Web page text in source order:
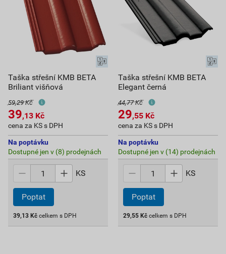
Taška střešní KMB BETA
Briliant višňová
59,29 Kč
39,13 Kč
cena za KS s DPH
Na poptávku
Dostupné jen v (8) prodejnách
KS
Poptat
39,13 Kč celkem s DPH
Taška střešní KMB BETA
Elegant černá
44,77 Kč
29,55 Kč
cena za KS s DPH
Na poptávku
Dostupné jen v (14) prodejnách
KS
Poptat
29,55 Kč celkem s DPH